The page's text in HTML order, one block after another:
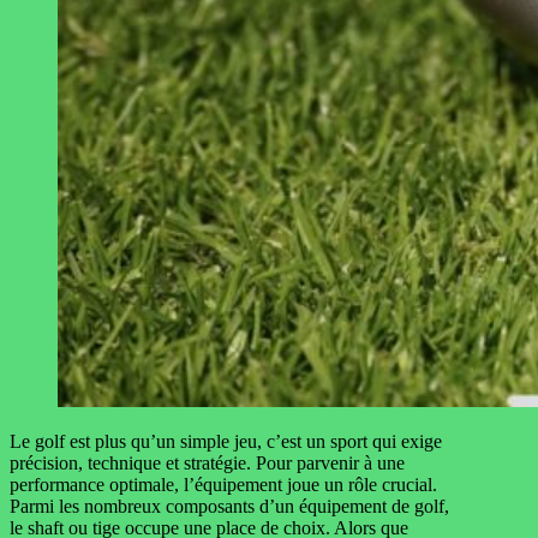
Le golf est plus qu’un simple jeu, c’est un sport qui exige
précision, technique et stratégie. Pour parvenir à une
performance optimale, l’équipement joue un rôle crucial.
Parmi les nombreux composants d’un équipement de golf,
le shaft ou tige occupe une place de choix. Alors que